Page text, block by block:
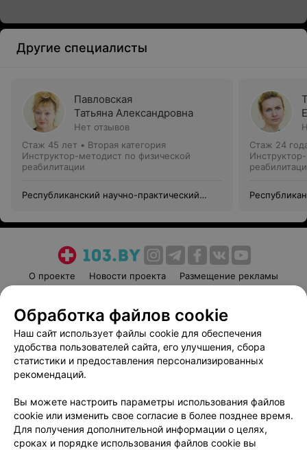
Другие специалисты
Павловская
Татьяна Александровна
Нет отзывов
Стаж 45 лет • Вторая категория
Инструктор-методист по физической
реабилитации
Республиканский научно-практический
Стаж 24
О проекте Новости проекта
Размещение рекламы
Пользовательское соглашение
Способы оплаты
Вакансии
Партнеры
Написать руководителю 103.by
Обработка персональных данных
Обработка файлов cookie
Наш сайт использует файлы cookie для обеспечения
удобства пользователей сайта, его улучшения, сбора
статистики и предоставления персонализированных
рекомендаций.
Вы можете настроить параметры использования файлов
cookie или изменить свое согласие в более позднее время.
Для получения дополнительной информации о целях,
сроках и порядке использования файлов cookie вы